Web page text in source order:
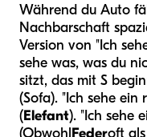
Während du Auto
Nachbarschaft
Version von "Ich
sehe was, was du
sitzt, das mit S
(Sofa). "Ich sehe ein
(Elefant). "Ich sehe
(ObwohlFederoft